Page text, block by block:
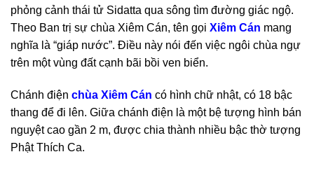
phỏng cảnh thái tử Sidatta qua sông tìm đường giác ngộ.
Theo Ban trị sự chùa Xiêm Cán, tên gọi Xiêm Cán mang
nghĩa là “giáp nước”. Điều này nói đến việc ngôi chùa ngự
trên một vùng đất cạnh bãi bồi ven biển.
Chánh điện chùa Xiêm Cán có hình chữ nhật, có 18 bậc
thang để đi lên. Giữa chánh điện là một bệ tượng hình bán
nguyệt cao gần 2 m, được chia thành nhiều bậc thờ tượng
Phật Thích Ca.